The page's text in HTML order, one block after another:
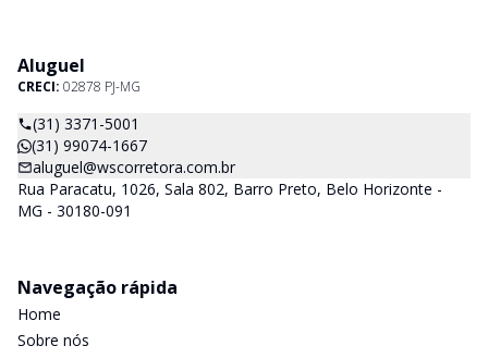
Aluguel
CRECI: 02878 PJ-MG
(31) 3371-5001
(31) 99074-1667
aluguel@wscorretora.com.br
Rua Paracatu, 1026, Sala 802, Barro Preto, Belo Horizonte -
MG - 30180-091
Navegação rápida
Home
Sobre nós